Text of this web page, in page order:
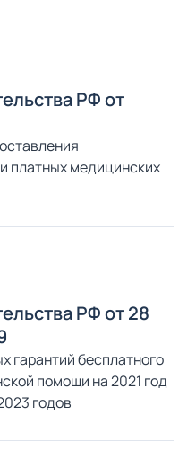
РФ от
платных медицинских
РФ от 28
гарантий бесплатного
помощи на 2021 год
годов